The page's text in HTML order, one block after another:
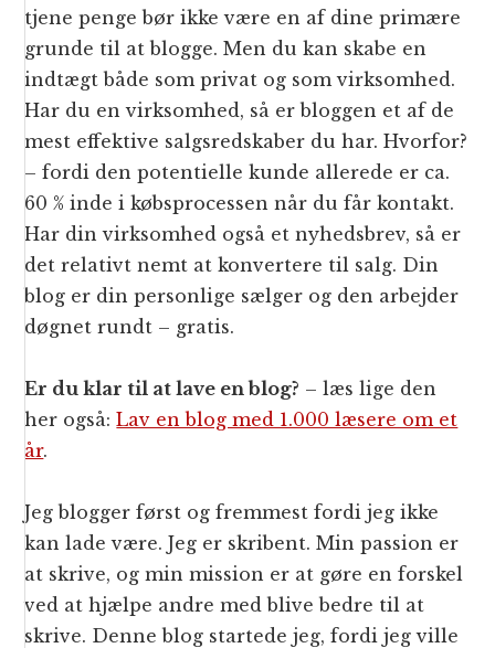
tjene penge bør ikke være en af dine primære
grunde til at blogge. Men du kan skabe en
indtægt både som privat og som virksomhed.
Har du en virksomhed, så er bloggen et af de
mest effektive salgsredskaber du har. Hvorfor?
– fordi den potentielle kunde allerede er ca.
60 % inde i købsprocessen når du får kontakt.
Har din virksomhed også et nyhedsbrev, så er
det relativt nemt at konvertere til salg. Din
blog er din personlige sælger og den arbejder
døgnet rundt – gratis.
Er du klar til at lave en blog? – læs lige den
her også:Lav en blog med 1.000 læsere om et
år.
Jeg blogger først og fremmest fordi jeg ikke
kan lade være. Jeg er skribent. Min passion er
at skrive, og min mission er at gøre en forskel
ved at hjælpe andre med blive bedre til at
skrive. Denne blog startede jeg, fordi jeg ville